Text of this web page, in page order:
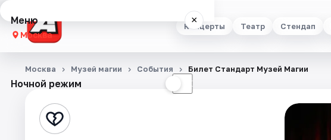
Концерты Театр Стендап
Меню ×
Москва
Концерты
Стендап
Ночной режим ☾
Москва Музей магии События Билет Стандарт Музей Магии